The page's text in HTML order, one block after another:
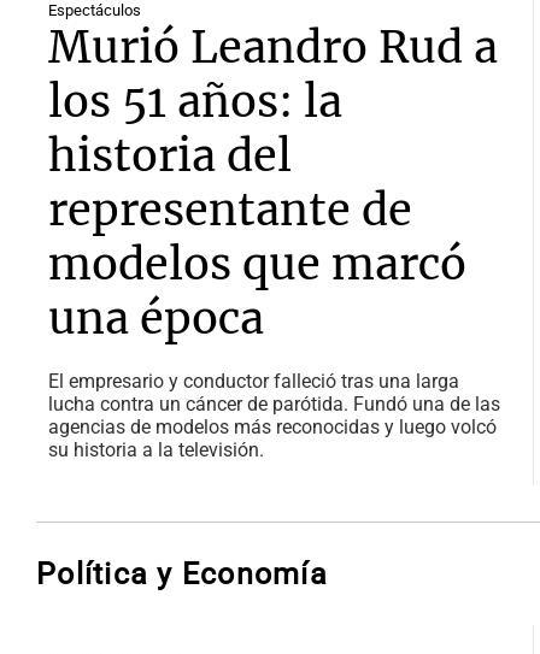
Espectáculos
Murió Leandro Rud a
los 51 años: la
historia del
representante de
modelos que marcó
una época
El empresario y conductor falleció tras una larga
lucha contra un cáncer de parótida. Fundó una de las
agencias de modelos más reconocidas y luego volcó
su historia a la televisión.
Política y Economía